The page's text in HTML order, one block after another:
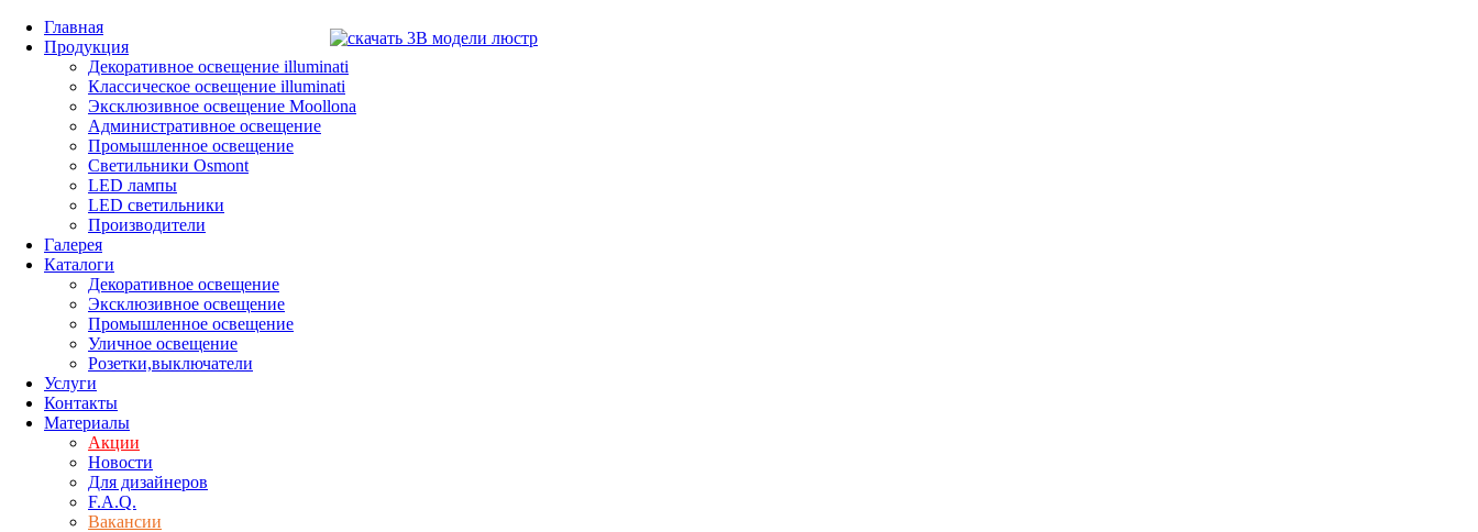
Главная
Продукция
Декоративное освещение illuminati
Классическое освещение illuminati
Эксклюзивное освещение Moollona
Административное освещение
Промышленное освещение
Светильники Osmont
LED лампы
LED светильники
Производители
Галерея
Каталоги
Декоративное освещение
Эксклюзивное освещение
Промышленное освещение
Уличное освещение
Розетки,выключатели
Услуги
Контакты
Материалы
Акции
Новости
Для дизайнеров
F.A.Q.
Вакансии